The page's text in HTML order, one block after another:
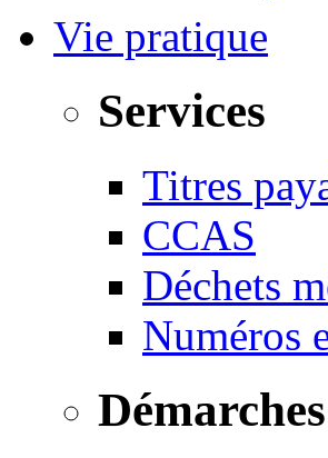
Vie pratique
Services
Titres
CCAS
Déchets
Numéros